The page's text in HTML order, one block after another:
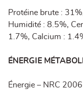
Protéine brute :
Humidité : 8.5%,
1.7%, Calcium :
ÉNERGIE
Énergie – NRC